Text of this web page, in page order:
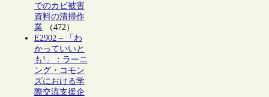
でのカビ被害
資料の清掃作
業（472）
E2902 – 「わ
かっていいと
も!」：ラーニ
ング・コモン
ズにおける学
際交流支援企